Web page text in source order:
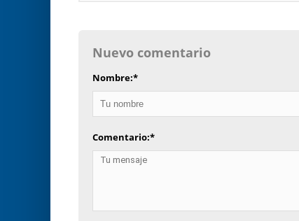
Nuevo comentario
Nombre:*
Comentario:*